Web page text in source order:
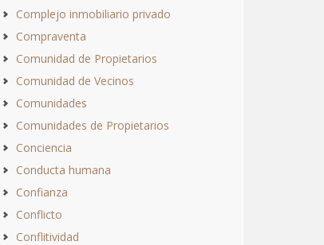
Complejo inmobiliario privado
Compraventa
Comunidad de Propietarios
Comunidad de Vecinos
Comunidades
Comunidades de Propietarios
Conciencia
Conducta humana
Confianza
Conflicto
Conflitividad